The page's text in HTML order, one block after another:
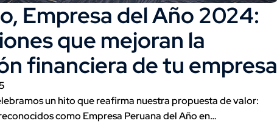
Empresa del Año 2024:
que mejoran la
financiera de tu empresa
un hito que reafirma nuestra propuesta de valor:
como Empresa Peruana del Año en…